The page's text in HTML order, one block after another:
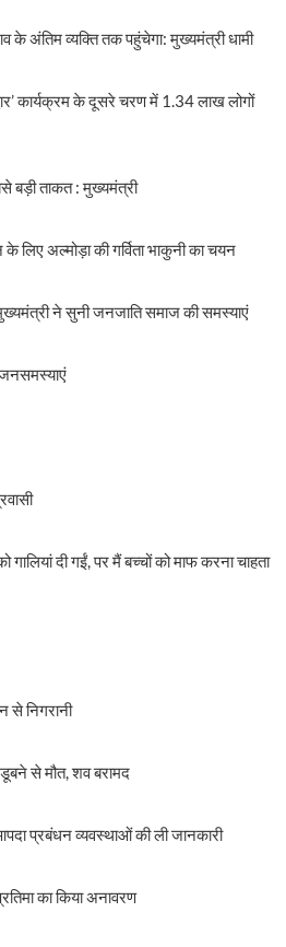
के अंतिम व्यक्ति तक पहुंचेगा: मुख्यमंत्री धामी
कार्यक्रम के दूसरे चरण में 1.34 लाख लोगों
बड़ी ताकत : मुख्यमंत्री
लिए अल्मोड़ा की गर्विता भाकुनी का चयन
ने सुनी जनजाति समाज की समस्याएं
जनसमस्याएं
गालियां दी गईं, पर मैं बच्चों को माफ करना चाहता
निगरानी
से मौत, शव बरामद
प्रबंधन व्यवस्थाओं की ली जानकारी
का किया अनावरण